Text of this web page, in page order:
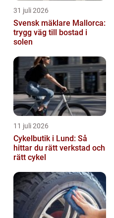
31 juli 2026
Svensk mäklare Mallorca:
trygg väg till bostad i
solen
11 juli 2026
Cykelbutik i Lund: Så
hittar du rätt verkstad och
rätt cykel